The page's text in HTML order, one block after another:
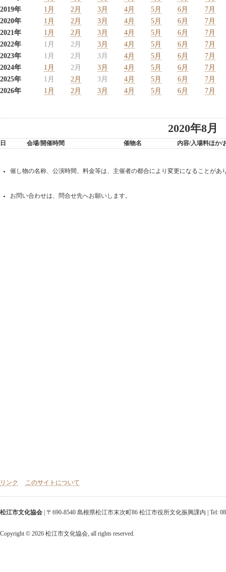
2019年
1月 2月 3月 4月 5月 6月
7月
2020年
1月 2月 3月 4月 5月 6月
7月
2021年
1月 2月 3月 4月 5月 6月
7月
2022年
1月 2月 3月 4月 5月 6月
7月
2023年
1月 2月 3月 4月 5月 6月
7月
2024年
1月 2月 3月 4月 5月 6月
7月
2025年
1月 2月 3月 4月 5月 6月
7月
2026年
1月 2月 3月 4月 5月 6月 7月
2020年8月
日 会場/開催時間 催物名 内容/入場料ほか/
催し物の名称、公演時間、料金等は、主催者の都合により変更になることがあ
お問い合わせは、問合せ先へお願いします。
リンク このサイトについて
松江市文化協会 | 〒690-8540 島根県松江市末次町86 松江市役所文化振興課内 | Tel:
Copyright © 2026 松江市文化協会, all rights reserved.